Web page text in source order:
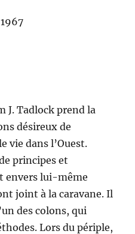
J. Tadlock prend la
désireux de
vie dans l’Ouest.
principes et
envers lui-même
joint à la caravane. Il
des colons, qui
Lors du périple,